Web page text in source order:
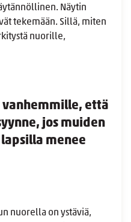
Näytin
tekemään. Sillä, miten
nuorille,
vanhemmille, että
jos muiden
menee
nuorella on ystäviä,